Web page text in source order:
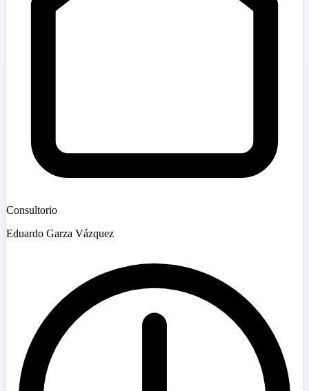
Consultorio
Eduardo Garza Vázquez